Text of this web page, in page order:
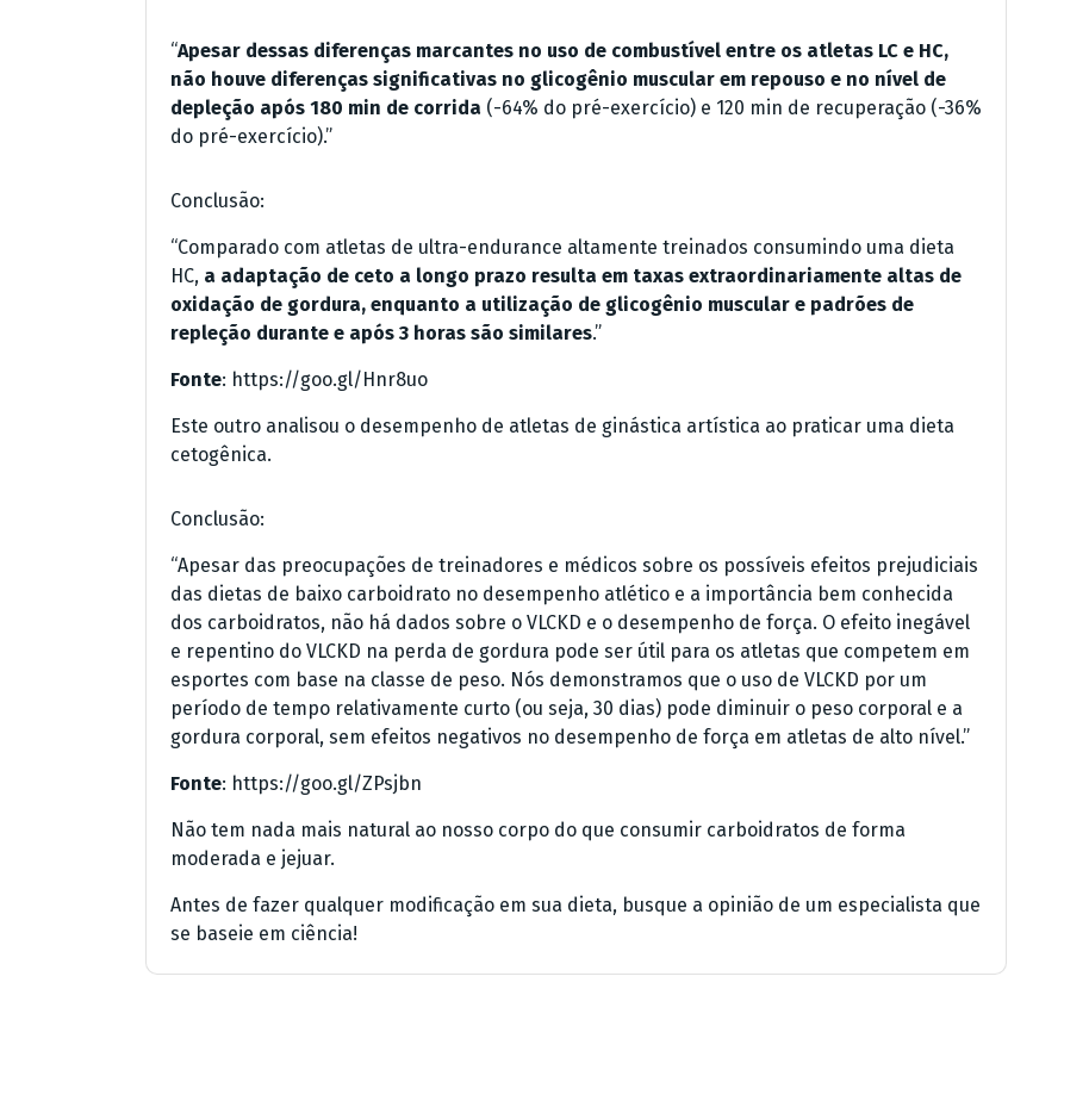
“Apesar dessas diferenças marcantes no uso de combustível entre os atletas LC e HC,
não houve diferenças significativas no glicogênio muscular em repouso e no nível de
depleção após 180 min de corrida (-64% do pré-exercício) e 120 min de recuperação (-36%
do pré-exercício).”
Conclusão:
“Comparado com atletas de ultra-endurance altamente treinados consumindo uma dieta
HC, a adaptação de ceto a longo prazo resulta em taxas extraordinariamente altas de
oxidação de gordura, enquanto a utilização de glicogênio muscular e padrões de
repleção durante e após 3 horas são similares.”
Fonte: https://goo.gl/Hnr8uo
Este outro analisou o desempenho de atletas de ginástica artística ao praticar uma dieta
cetogênica.
Conclusão:
“Apesar das preocupações de treinadores e médicos sobre os possíveis efeitos prejudiciais
das dietas de baixo carboidrato no desempenho atlético e a importância bem conhecida
dos carboidratos, não há dados sobre o VLCKD e o desempenho de força. O efeito inegável
e repentino do VLCKD na perda de gordura pode ser útil para os atletas que competem em
esportes com base na classe de peso. Nós demonstramos que o uso de VLCKD por um
período de tempo relativamente curto (ou seja, 30 dias) pode diminuir o peso corporal e a
gordura corporal, sem efeitos negativos no desempenho de força em atletas de alto nível.”
Fonte: https://goo.gl/ZPsjbn
Não tem nada mais natural ao nosso corpo do que consumir carboidratos de forma
moderada e jejuar.
Antes de fazer qualquer modificação em sua dieta, busque a opinião de um especialista que
se baseie em ciência!